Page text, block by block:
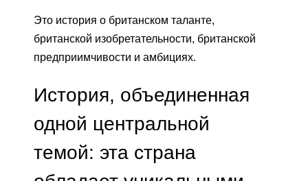
Это история о британском таланте,
британской изобретательности, британской
предприимчивости и амбициях.
История, объединенная
одной центральной
темой: эта страна